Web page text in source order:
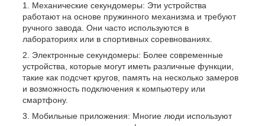
Механические секундомеры: Эти устройства
работают на основе пружинного механизма и требуют
ручного завода. Они часто используются в
лабораториях или в спортивных соревнованиях.
Электронные секундомеры: Более современные
устройства, которые могут иметь различные функции,
такие как подсчет кругов, память на несколько замеров
и возможность подключения к компьютеру или
смартфону.
Мобильные приложения: Многие люди используют